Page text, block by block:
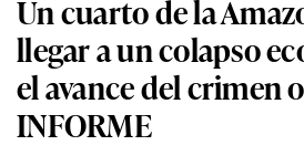
Un cuarto de la
llegar a un colapso
el avance del crimen
INFORME